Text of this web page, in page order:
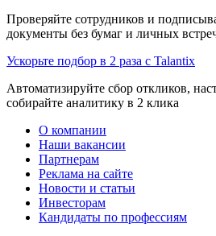
Проверяйте сотрудников и
документы без бумаг и личных
Ускорьте подбор в 2 раза с Talantix
Автоматизируйте сбор откликов,
собирайте аналитику в 2 клика
О компании
Наши вакансии
Партнерам
Реклама на сайте
Новости и статьи
Инвесторам
Кандидаты по профессиям